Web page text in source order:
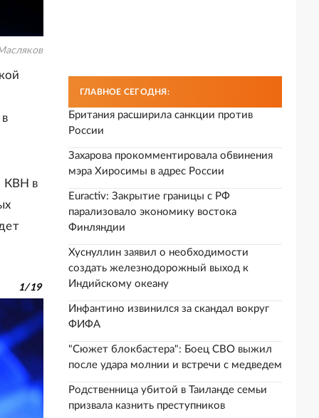
КВН в
1/19
ГЛАВНОЕ СЕГОДНЯ:
Британия расширила санкции против
России
Захарова прокомментировала обвинения
мэра Хиросимы в адрес России
Euractiv: Закрытие границы с РФ
парализовало экономику востока
Финляндии
Хуснуллин заявил о необходимости
создать железнодорожный выход к
Индийскому океану
Инфантино извинился за скандал вокруг
ФИФА
"Сюжет блокбастера": Боец СВО выжил
после удара молнии и встречи с медведем
Родственница убитой в Таиланде семьи
призвала казнить преступников